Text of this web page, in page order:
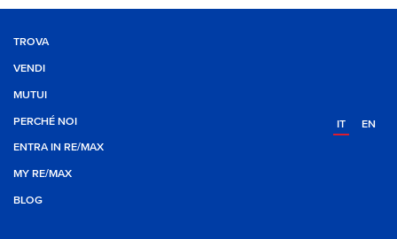
TROVA
VENDI
MUTUI
PERCHÉ NOI
ENTRA IN RE/MAX
MY RE/MAX
BLOG
IT EN